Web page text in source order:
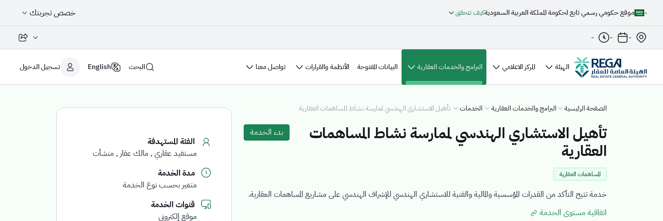
- موقع حكومي رسمي تابع لحكومة المملكة العربية السعوديةكيف تتحقق خصص تجربتك
-
-
- مشاركة
الهيئة المركز الاعلامي البرامج والخدمات العقارية البيانات المفتوحة الأنظمة والقرارات تواصل معنا البحث English تسجيل الدخول
الصفحة الرئيسية البرامج والخدمات العقارية الخدمات تأهيل الاستشاري الهندسي لممارسة نشاط المساهمات العقارية
تأهيل الاستشاري الهندسي لممارسة نشاط المساهمات
العقارية
بدء الخدمة
المساهمات العقارية
خدمة تتيح التأكد من القدرات المؤسسية والمالية والفنية للاستشاري الهندسي للإشراف الهندسي على مشاريع المساهمات العقارية.
اتفاقية مستوى الخدمة
الفئة المستهدفة
مستفيد عقاري مالك عقار منشأت
مدة الخدمة
متغير بحسب نوع الخدمة
قنوات الخدمة
موقع إلكتروني